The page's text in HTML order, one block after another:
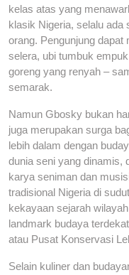
kelas atas yang
klasik Nigeria, selalu ada
orang. Pengunjung dapat
selera, ubi tumbuk
goreng yang renyah –
semarak.
Namun Gbosky bukan
juga merupakan surga
lebih dalam dengan
dunia seni yang dinamis,
karya seniman dan
tradisional Nigeria di
kekayaan sejarah
landmark budaya
atau Pusat Konservasi
Selain kuliner dan